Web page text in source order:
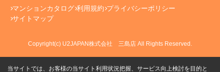
マンションカタログ 利用規約 プライバシーポリシー
サイトマップ
Copyright(c) U2JAPAN株式会社 三島店 All Rights Reserved.
当サイトでは、お客様の当サイト利用状況把握、サービス向上検討を目的と